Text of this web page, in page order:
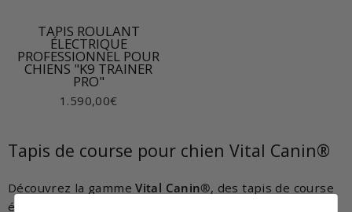
TAPIS ROULANT
ÉLECTRIQUE
PROFESSIONNEL POUR
CHIENS "K9 TRAINER
PRO"
1.590,00€
Tapis de course pour chien Vital Canin®
Découvrez la gammeVital Canin®, des tapis de course
électriques spécialement conçus pour l’entraînement,